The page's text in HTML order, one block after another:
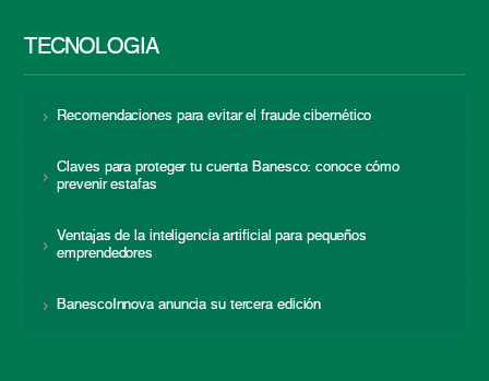
TECNOLOGÍA
Recomendaciones para evitar el fraude cibernético
Claves para proteger tu cuenta Banesco: conoce cómo
prevenir estafas
Ventajas de la inteligencia artificial para pequeños
emprendedores
BanescoInnova anuncia su tercera edición